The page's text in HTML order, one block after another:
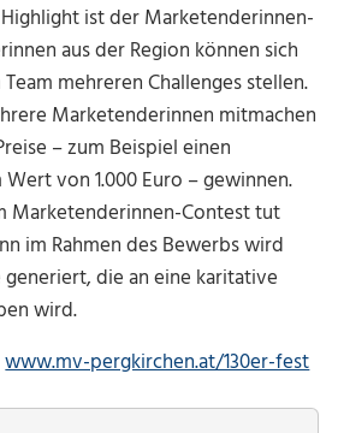
ist der Marketenderinnen-
aus der Region können sich
mehreren Challenges stellen.
Marketenderinnen mitmachen
– zum Beispiel einen
von 1.000 Euro – gewinnen.
Marketenderinnen-Contest tut
im Rahmen des Bewerbs wird
die an eine karitative
wird.
www.mv-pergkirchen.at/130er-fest